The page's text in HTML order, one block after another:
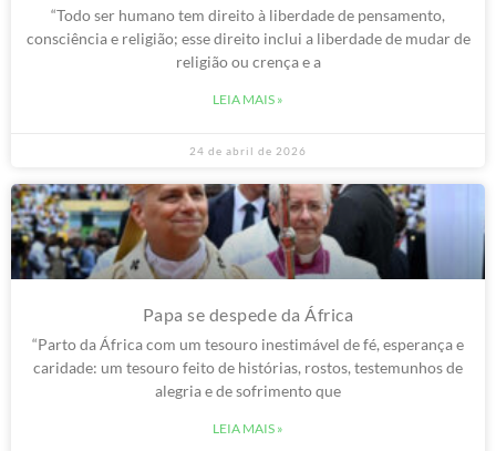
“Todo ser humano tem direito à liberdade de pensamento,
consciência e religião; esse direito inclui a liberdade de mudar de
religião ou crença e a
LEIA MAIS »
24 de abril de 2026
Papa se despede da África
“Parto da África com um tesouro inestimável de fé, esperança e
caridade: um tesouro feito de histórias, rostos, testemunhos de
alegria e de sofrimento que
LEIA MAIS »